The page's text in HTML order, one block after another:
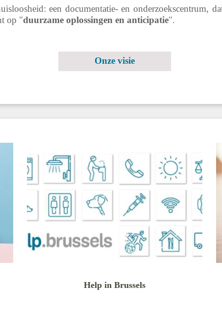
een documentatie- en onderzoekscentrum,
op "duurzame oplossingen en anticipatie".
Onze visie
Help in Brussels